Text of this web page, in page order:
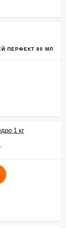
ПЕРФЕКТ 80 МЛ
1 кг